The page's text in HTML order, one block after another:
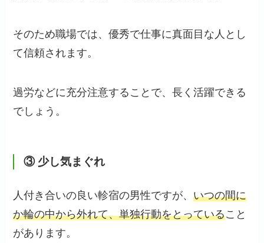
そのため職場では、優秀で仕事に真面目な人とし
て信頼されます。
過労などに充分注意することで、長く活躍できる
でしょう。
③ 少し気まぐれ
人付き合いの良い軫宿の男性ですが、いつの間に
か輪の中から外れて、単独行動をとっていること
があります。